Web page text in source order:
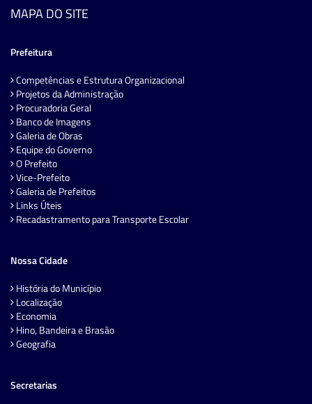
MAPA DO SITE
Prefeitura
Competências e Estrutura Organizacional
Projetos da Administração
Procuradoria Geral
Banco de Imagens
Galeria de Obras
Equipe do Governo
O Prefeito
Vice-Prefeito
Galeria de Prefeitos
Links Úteis
Recadastramento para Transporte Escolar
Nossa Cidade
História do Município
Localização
Economia
Hino, Bandeira e Brasão
Geografia
Secretarias